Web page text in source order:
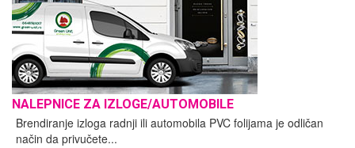
NALEPNICE ZA IZLOGE/AUTOMOBILE
Brendiranje izloga radnji ili automobila PVC folijama je odličan
način da privučete...